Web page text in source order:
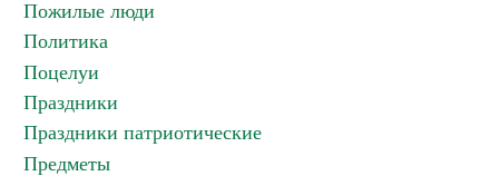
Пожилые люди
Политика
Поцелуи
Праздники
Праздники патриотические
Предметы